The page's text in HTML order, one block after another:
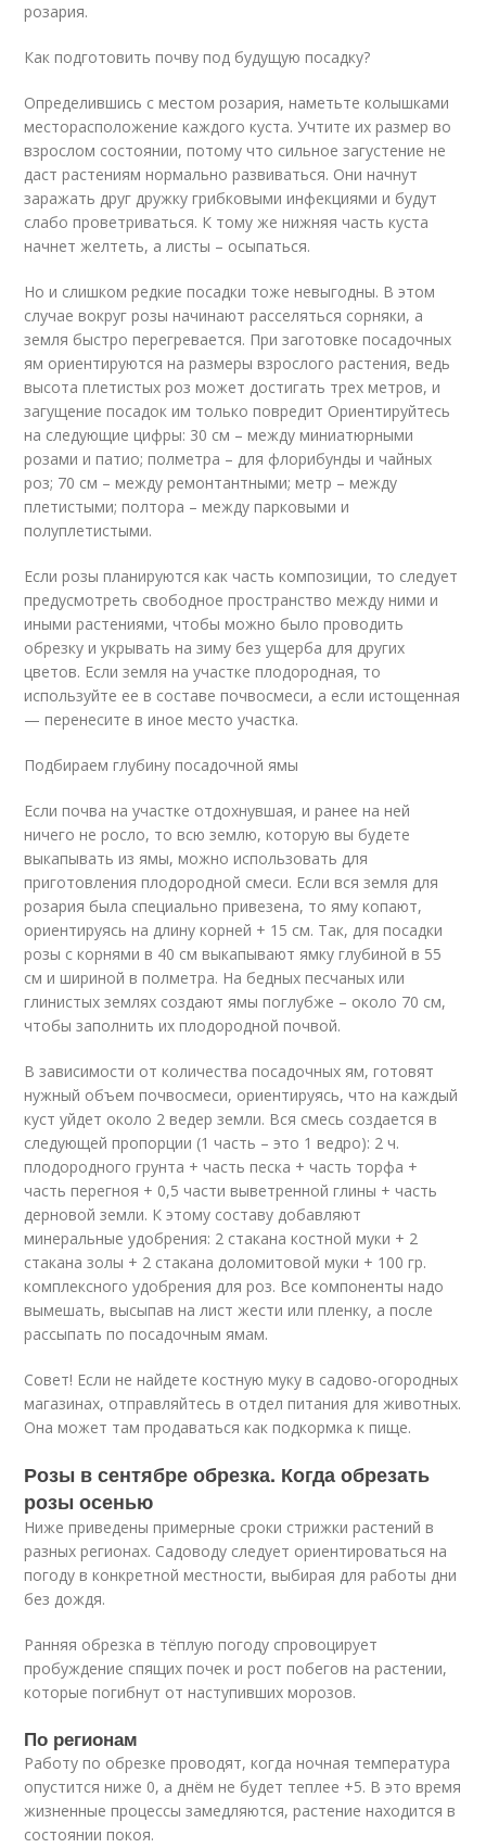
розария.
Как подготовить почву под будущую посадку?
Определившись с местом розария, наметьте колышками
месторасположение каждого куста. Учтите их размер во
взрослом состоянии, потому что сильное загустение не
даст растениям нормально развиваться. Они начнут
заражать друг дружку грибковыми инфекциями и будут
слабо проветриваться. К тому же нижняя часть куста
начнет желтеть, а листы – осыпаться.
Но и слишком редкие посадки тоже невыгодны. В этом
случае вокруг розы начинают расселяться сорняки, а
земля быстро перегревается. При заготовке посадочных
ям ориентируются на размеры взрослого растения, ведь
высота плетистых роз может достигать трех метров, и
загущение посадок им только повредит Ориентируйтесь
на следующие цифры: 30 см – между миниатюрными
розами и патио; полметра – для флорибунды и чайных
роз; 70 см – между ремонтантными; метр – между
плетистыми; полтора – между парковыми и
полуплетистыми.
Если розы планируются как часть композиции, то следует
предусмотреть свободное пространство между ними и
иными растениями, чтобы можно было проводить
обрезку и укрывать на зиму без ущерба для других
цветов. Если земля на участке плодородная, то
используйте ее в составе почвосмеси, а если истощенная
— перенесите в иное место участка.
Подбираем глубину посадочной ямы
Если почва на участке отдохнувшая, и ранее на ней
ничего не росло, то всю землю, которую вы будете
выкапывать из ямы, можно использовать для
приготовления плодородной смеси. Если вся земля для
розария была специально привезена, то яму копают,
ориентируясь на длину корней + 15 см. Так, для посадки
розы с корнями в 40 см выкапывают ямку глубиной в 55
см и шириной в полметра. На бедных песчаных или
глинистых землях создают ямы поглубже – около 70 см,
чтобы заполнить их плодородной почвой.
В зависимости от количества посадочных ям, готовят
нужный объем почвосмеси, ориентируясь, что на каждый
куст уйдет около 2 ведер земли. Вся смесь создается в
следующей пропорции (1 часть – это 1 ведро): 2 ч.
плодородного грунта + часть песка + часть торфа +
часть перегноя + 0,5 части выветренной глины + часть
дерновой земли. К этому составу добавляют
минеральные удобрения: 2 стакана костной муки + 2
стакана золы + 2 стакана доломитовой муки + 100 гр.
комплексного удобрения для роз. Все компоненты надо
вымешать, высыпав на лист жести или пленку, а после
рассыпать по посадочным ямам.
Совет! Если не найдете костную муку в садово-огородных
магазинах, отправляйтесь в отдел питания для животных.
Она может там продаваться как подкормка к пище.
Розы в сентябре обрезка. Когда обрезать
розы осенью
Ниже приведены примерные сроки стрижки растений в
разных регионах. Садоводу следует ориентироваться на
погоду в конкретной местности, выбирая для работы дни
без дождя.
Ранняя обрезка в тёплую погоду спровоцирует
пробуждение спящих почек и рост побегов на растении,
которые погибнут от наступивших морозов.
По регионам
Работу по обрезке проводят, когда ночная температура
опустится ниже 0, а днём не будет теплее +5. В это время
жизненные процессы замедляются, растение находится в
состоянии покоя.